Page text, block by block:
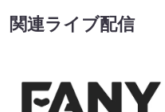
関連ライブ配信